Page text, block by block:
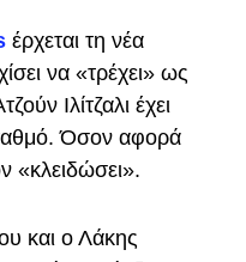
έρχεται τη νέα
να «τρέχει» ως
Ιλίτζαλι έχει
Όσον αφορά
«κλειδώσει».
και ο Λάκης